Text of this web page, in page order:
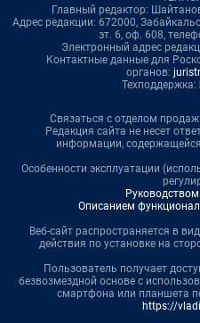
Главный редактор:
Адрес редакции: 672000,
эт. 6, оф. 608,
Электронный адрес
Контактные данные для
органов:
Техподдержка:
Связаться с отделом продаж:
Редакция сайта не несет
информации,
Особенности эксплуатации
Описанием
Веб-сайт распространяется в
действия по установке на
Пользователь получает
безвозмездной основе с
смартфона или планшета
https://